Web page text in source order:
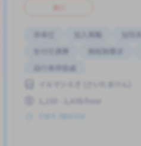
兼职
停車位 加入獎勵 加班多
支付交通費
無經驗要求
自行車停放處
イルマシえき (さいたまけん)
1,150 - 1,438/hour